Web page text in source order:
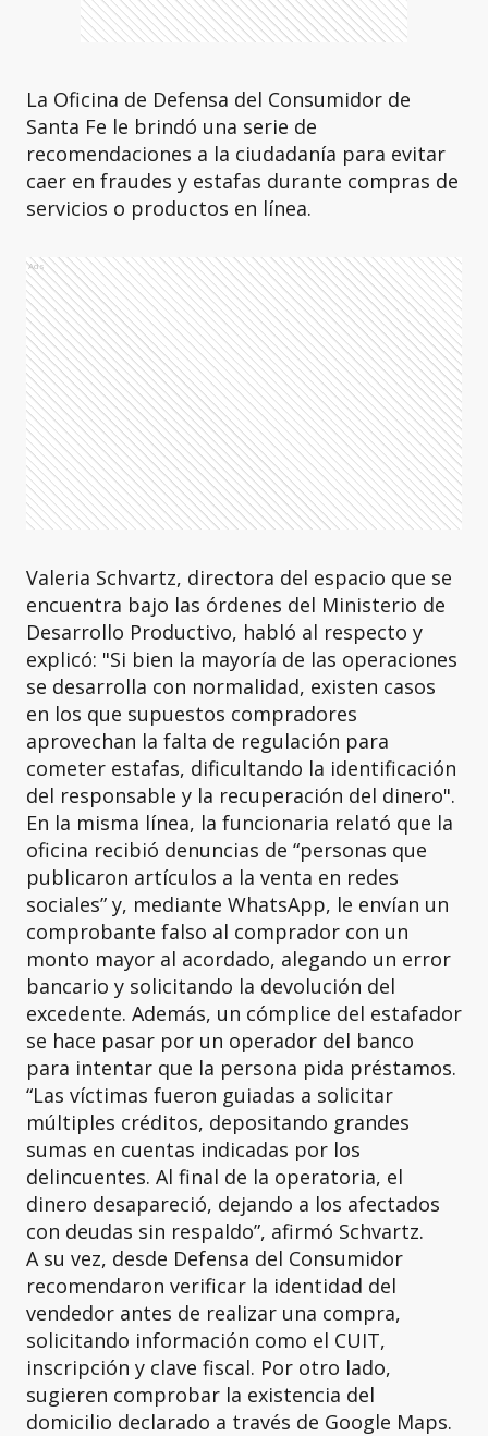
La Oficina de Defensa del Consumidor de
Santa Fe le brindó una serie de
recomendaciones a la ciudadanía para evitar
caer en fraudes y estafas durante compras de
servicios o productos en línea.
Ads
Valeria Schvartz, directora del espacio que se
encuentra bajo las órdenes del Ministerio de
Desarrollo Productivo, habló al respecto y
explicó: "Si bien la mayoría de las operaciones
se desarrolla con normalidad, existen casos
en los que supuestos compradores
aprovechan la falta de regulación para
cometer estafas, dificultando la identificación
del responsable y la recuperación del dinero".
En la misma línea, la funcionaria relató que la
oficina recibió denuncias de “personas que
publicaron artículos a la venta en redes
sociales” y, mediante WhatsApp, le envían un
comprobante falso al comprador con un
monto mayor al acordado, alegando un error
bancario y solicitando la devolución del
excedente. Además, un cómplice del estafador
se hace pasar por un operador del banco
para intentar que la persona pida préstamos.
“Las víctimas fueron guiadas a solicitar
múltiples créditos, depositando grandes
sumas en cuentas indicadas por los
delincuentes. Al final de la operatoria, el
dinero desapareció, dejando a los afectados
con deudas sin respaldo”, afirmó Schvartz.
A su vez, desde Defensa del Consumidor
recomendaron verificar la identidad del
vendedor antes de realizar una compra,
solicitando información como el CUIT,
inscripción y clave fiscal. Por otro lado,
sugieren comprobar la existencia del
domicilio declarado a través de Google Maps.